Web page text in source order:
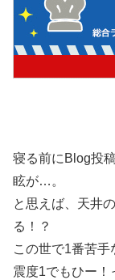
寝る前にBlog投
眩が…。
と思えば、天井
る！？
この世で1番苦手
震度1でもひー！